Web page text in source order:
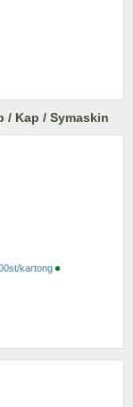
/ Kap / Symaskin
kartong